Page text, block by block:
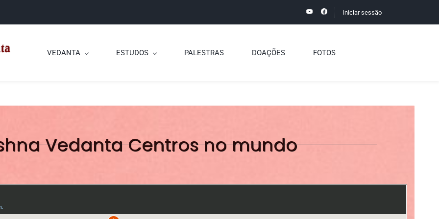
Iniciar sessão
VEDANTA ESTUDOS PALESTRAS DOAÇÕES FOTOS
Vedanta Centros no mundo